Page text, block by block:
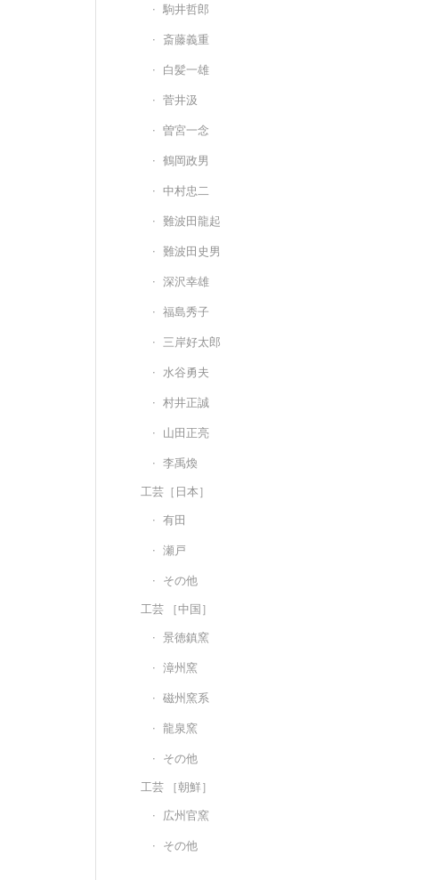
駒井哲郎
斎藤義重
白髪一雄
菅井汲
曽宮一念
鶴岡政男
中村忠二
難波田龍起
難波田史男
深沢幸雄
福島秀子
三岸好太郎
水谷勇夫
村井正誠
山田正亮
李禹煥
工芸［日本］
有田
瀬戸
その他
工芸 ［中国］
景徳鎮窯
漳州窯
磁州窯系
龍泉窯
その他
工芸 ［朝鮮］
広州官窯
その他